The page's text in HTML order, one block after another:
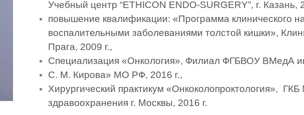
Учебный центр “ETHICON ENDO-SURGERY”, г. Казань,
повышение квалификации: «Программа клинического
воспалительными заболеваниями толстой кишки»,
Прага, 2009 г.,
Специализация «Онкология», Филиал ФГБВОУ ВМедА
С. М. Кирова» МО РФ, 2016 г.,
Хирургический практикум «Онкоколопроктология»,
здравоохранения г. Москвы, 2016 г.